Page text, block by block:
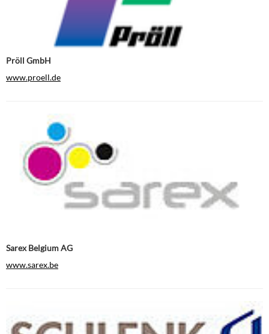
Pröll GmbH
www.proell.de
Sarex Belgium AG
www.sarex.be